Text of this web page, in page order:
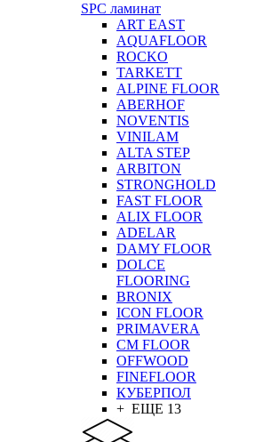
SPC ламинат
ART EAST
AQUAFLOOR
ROCKO
TARKETT
ALPINE FLOOR
ABERHOF
NOVENTIS
VINILAM
ALTA STEP
ARBITON
STRONGHOLD
FAST FLOOR
ALIX FLOOR
ADELAR
DAMY FLOOR
DOLCE
FLOORING
BRONIX
ICON FLOOR
PRIMAVERA
CM FLOOR
OFFWOOD
FINEFLOOR
КУБЕРПОЛ
+ ЕЩЕ 13